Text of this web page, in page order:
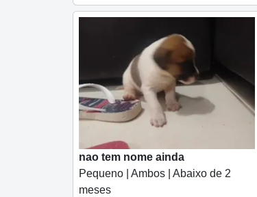
nao tem nome ainda
Pequeno | Ambos | Abaixo de 2
meses